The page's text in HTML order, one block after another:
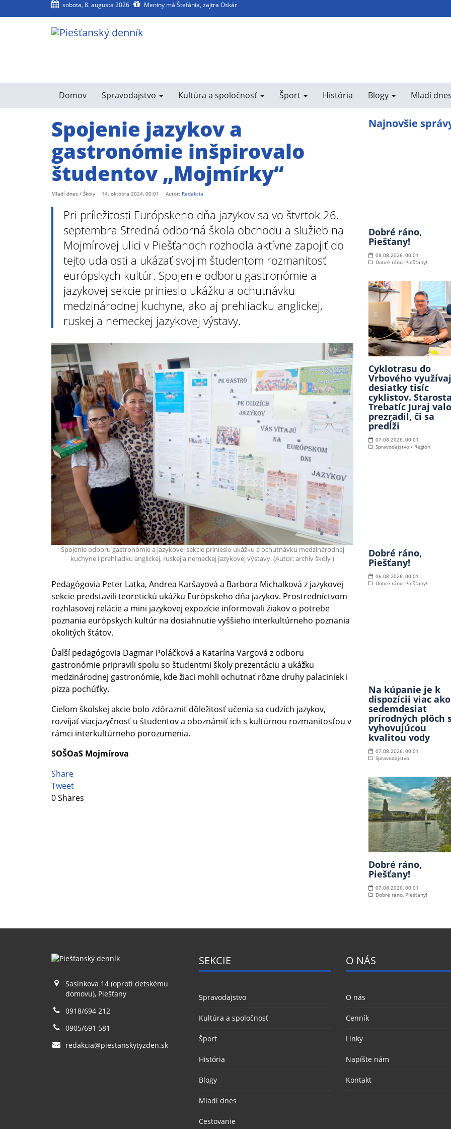
sobota, 8. augusta 2026 Meniny má Štefánia, zajtra Oskár
Domov Spravodajstvo Kultúra a spoločnosť Šport História Blogy Mladí
Spojenie jazykov a
gastronómie inšpirovalo
študentov „Mojmírky“
Mladí dnes / Školy 14. októbra 2024, 00:01 Autor: Redakcia
Pri príležitosti Európskeho dňa jazykov sa vo štvrtok 26.
septembra Stredná odborná škola obchodu a služieb na
Mojmírovej ulici v Piešťanoch rozhodla aktívne zapojiť do
tejto udalosti a ukázať svojim študentom rozmanitosť
európskych kultúr. Spojenie odboru gastronómie a
jazykovej sekcie prinieslo ukážku a ochutnávku
medzinárodnej kuchyne, ako aj prehliadku anglickej,
ruskej a nemeckej jazykovej výstavy.
Spojenie odboru gastronómie a jazykovej sekcie prinieslo ukážku a ochutnávku medzinárodnej
kuchyne i prehliadku anglickej, ruskej a nemeckej jazykovej výstavy. (Autor: archív školy )
Pedagógovia Peter Latka, Andrea Karšayová a Barbora Michalková z jazykovej
sekcie predstavili teoretickú ukážku Európskeho dňa jazykov. Prostredníctvom
rozhlasovej relácie a mini jazykovej expozície informovali žiakov o potrebe
poznania európskych kultúr na dosiahnutie vyššieho interkultúrneho poznania
okolitých štátov.
Ďalší pedagógovia Dagmar Poláčková a Katarína Vargová z odboru
gastronómie pripravili spolu so študentmi školy prezentáciu a ukážku
medzinárodnej gastronómie, kde žiaci mohli ochutnať rôzne druhy palaciniek i
pizza pochúťky.
Cieľom školskej akcie bolo zdôrazniť dôležitosť učenia sa cudzích jazykov,
rozvíjať viacjazyčnosť u študentov a oboznámiť ich s kultúrnou rozmanitosťou v
rámci interkultúrneho porozumenia.
SOŠOaS Mojmírova
Share
Tweet
0Shares
Najnovšie
Dobré ráno,
Piešťany!
08.08.2026, 00:01
Dobré ráno, Piešťany!
Cyklotrasu do
Vrbového
desiatky tisíc
cyklistov.
Trebatíc Juraj valo
prezradil, či sa
predĺži
07.08.2026, 00:01
Spravodajstvo / Región
Dobré ráno,
Piešťany!
06.08.2026, 00:01
Dobré ráno, Piešťany!
Na kúpanie je k
dispozícii viac ako
sedemdesiat
prírodných plôch
vyhovujúcou
kvalitou vody
07.08.2026, 00:01
Spravodajstvo
Dobré ráno,
Piešťany!
07.08.2026, 00:01
Dobré ráno, Piešťany!
Sasinkova 14 (oproti detskému
domovu), Piešťany
0918/694 212
0905/691 581
redakcia@piestanskytyzden.sk
SEKCIE
Spravodajstvo
Kultúra a spoločnosť
Šport
História
Blogy
Mladí dnes
Cestovanie
O NÁS
O nás
Cenník
Linky
Napíšte nám
Kontakt